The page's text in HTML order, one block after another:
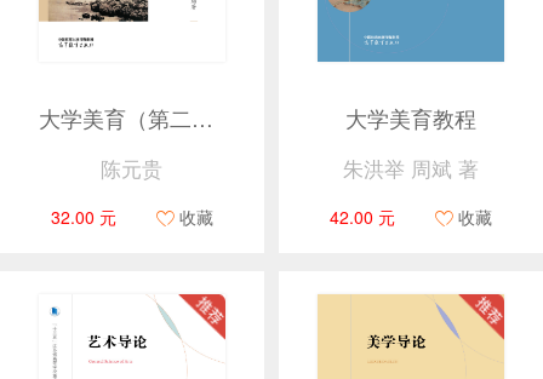
大学美育（第二版）
陈元贵
32.00 元 收藏
大学美育教程
朱洪举 周斌 著
42.00 元 收藏